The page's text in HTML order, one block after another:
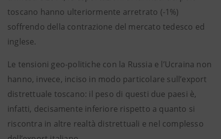
toscano hanno ulteriormente arretrato (-1%)
soffrendo della contrazione del mercato tedesco ed
inglese.
Le tensioni geo-politiche con la Russia e l’Ucraina non
hanno, invece, inciso in modo particolare sull’export
distrettuale toscano: il peso di questi due paesi è,
infatti, decisamente inferiore rispetto a quanto si
riscontra in altre realtà distrettuali e nel complesso